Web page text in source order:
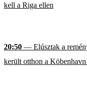
kell a Riga ellen
20:50 — Elúsztak a
került otthon a